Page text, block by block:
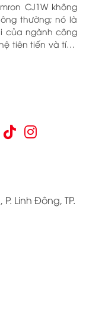
thường; nó là
của ngành công
tiên tiến và tính
lĩnh vực khác
hiệu quả, sản
cơ bản về PLC
muốn cải thiện
Linh Đông, TP.